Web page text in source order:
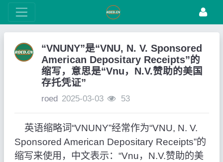
“VNUNY”是“VNU, N. V. Sponsored
American Depositary Receipts”的
缩写，意思是“Vnu，N.V.赞助的美国
存托凭证”
roed 2025-03-03 53
英语缩略词“VNUNY”经常作为“VNU, N. V.
Sponsored American Depositary Receipts”的
缩写来使用，中文表示：“Vnu，N.V.赞助的美